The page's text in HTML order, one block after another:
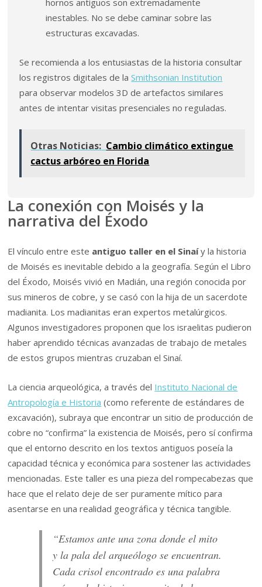
inestables. No se debe caminar sobre las
estructuras excavadas.
Se recomienda a los entusiastas de la historia consultar
los registros digitales de laSmithsonian Institution
para observar modelos 3D de artefactos similares
antes de intentar visitas presenciales no reguladas.
Otras Noticias: Cambio climático extingue
cactus arbóreo en Florida
La conexión con Moisés y la
narrativa del Éxodo
El vínculo entre este antiguo taller en el Sinaíy la historia
de Moisés es inevitable debido a la geografía. Según el Libro
del Éxodo, Moisés vivió en Madián, una región conocida por
sus mineros de cobre, y se casó con la hija de un sacerdote
madianita. Los madianitas eran expertos metalúrgicos.
Algunos investigadores proponen que los israelitas pudieron
haber aprendido técnicas avanzadas de trabajo de metales
de estos grupos mientras cruzaban el Sinaí.
La ciencia arqueológica, a través del Instituto Nacional de
Antropología e Historia (como referente de estándares de
excavación), subraya que encontrar un sitio de producción de
cobre no “confirma” la existencia de Moisés, pero sí confirma
que el entorno descrito en los textos antiguos poseía la
capacidad técnica y económica para sostener las actividades
mencionadas. Este taller es una pieza del rompecabezas que
hace que el relato deje de ser puramente mítico para
asentarse en una realidad geográfica y técnica tangible.
“Estamos ante una zona donde el mito
y la pala del arqueólogo se encuentran.
Cada crisol encontrado es una palabra